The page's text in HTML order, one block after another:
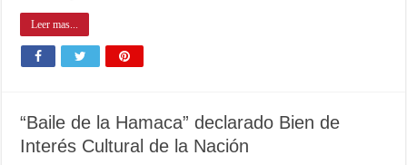
Leer mas...
“Baile de la Hamaca” declarado Bien de
Interés Cultural de la Nación